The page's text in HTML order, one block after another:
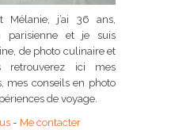
Mélanie, j’ai 36 ans,
parisienne et je suis
de photo culinaire et
retrouverez ici mes
mes conseils en photo
de voyage.
- Me contacter